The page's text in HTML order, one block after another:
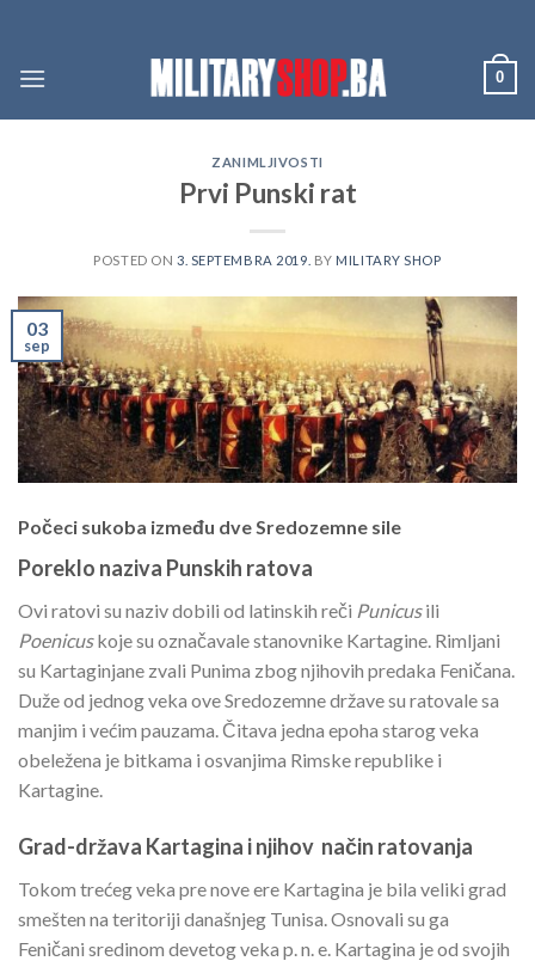
content
0
ZANIMLJIVOSTI
Prvi Punski rat
POSTED ON 3. SEPTEMBRA 2019. BY MILITARY SHOP
03
sep
Počeci sukoba između dve Sredozemne sile
Poreklo naziva Punskih ratova
Ovi ratovi su naziv dobili od latinskih reči Punicusili
Poenicuskoje su označavale stanovnike Kartagine. Rimljani
su Kartaginjane zvali Punima zbog njihovih predaka Feničana.
Duže od jednog veka ove Sredozemne države su ratovale sa
manjim i većim pauzama. Čitava jedna epoha starog veka
obeležena je bitkama i osvanjima Rimske republike i
Kartagine.
Grad-država Kartagina i njihov način ratovanja
Tokom trećeg veka pre nove ere Kartagina je bila veliki grad
smešten na teritoriji današnjeg Tunisa. Osnovali su ga
Feničani sredinom devetog veka p. n. e. Kartagina je od svojih